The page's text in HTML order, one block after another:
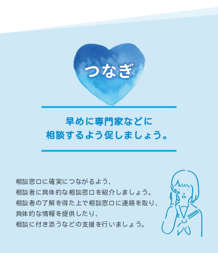
早めに専門家などに
相談するよう促しましょう。
相談窓口に確実につながるよう、
相談者に具体的な相談窓口を紹介しましょう。
相談者の了解を得た上で相談窓口に連絡を取り、
具体的な情報を提供したり、
相談に付き添うなどの支援を行いましょう。